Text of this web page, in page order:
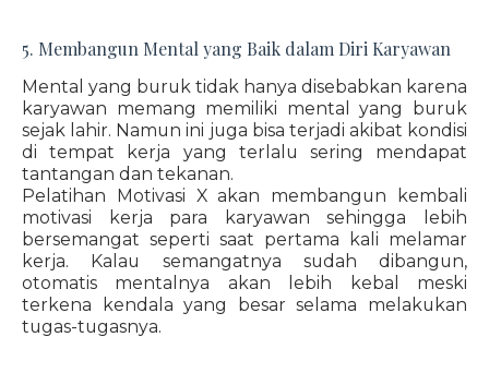
5. Membangun Mental yang Baik dalam Diri Karyawan
Mental yang buruk tidak hanya disebabkan karena
karyawan memang memiliki mental yang buruk
sejak lahir. Namun ini juga bisa terjadi akibat kondisi
di tempat kerja yang terlalu sering mendapat
tantangan dan tekanan.
Pelatihan Motivasi X akan membangun kembali
motivasi kerja para karyawan sehingga lebih
bersemangat seperti saat pertama kali melamar
kerja. Kalau semangatnya sudah dibangun,
otomatis mentalnya akan lebih kebal meski
terkena kendala yang besar selama melakukan
tugas-tugasnya.